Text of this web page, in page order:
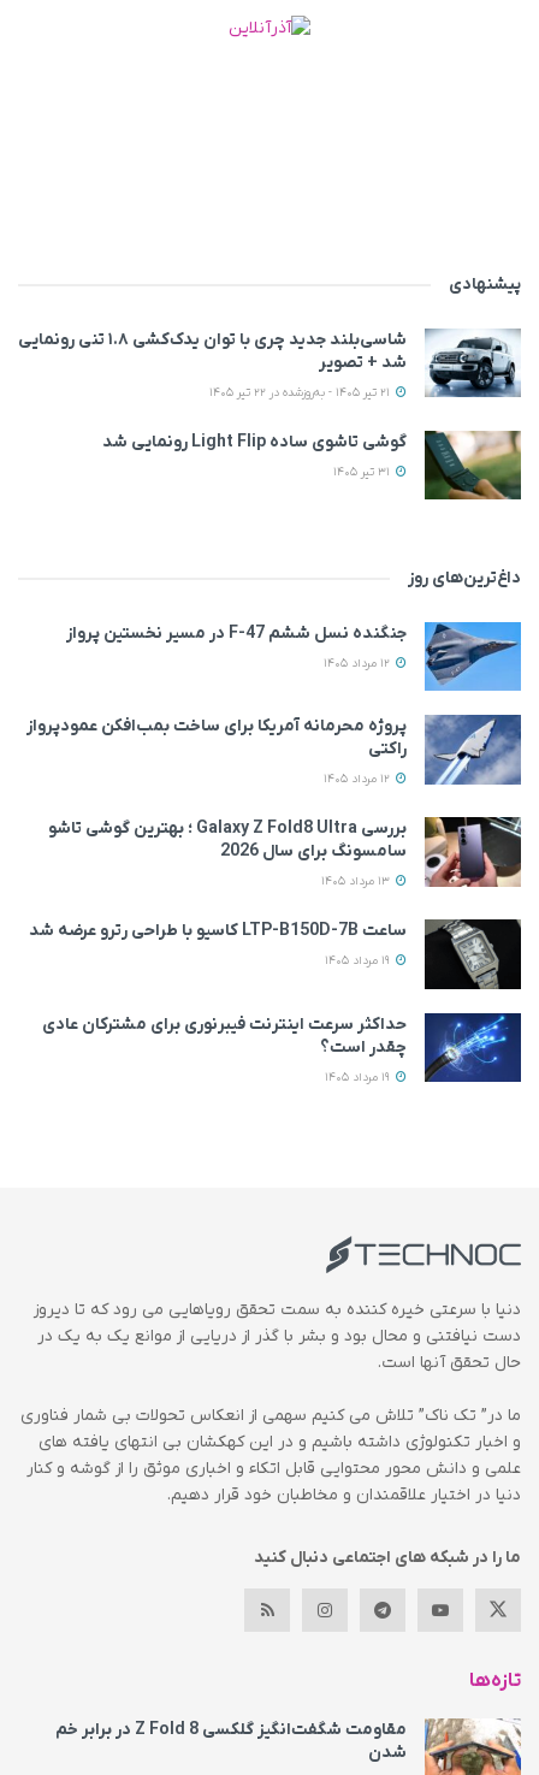
پیشنهادی
شاسی‌بلند جدید چری با توان یدک‌کشی ۱.۸ تنی رونمایی
شد + تصویر
گوشی تاشوی ساده Light Flip رونمایی شد
داغ‌ترین‌های روز
جنگنده نسل ششم F-47 در مسیر نخستین پرواز
پروژه محرمانه آمریکا برای ساخت بمب‌افکن عمودپرواز
راکتی
بررسی Galaxy Z Fold8 Ultra ؛ بهترین گوشی تاشو
سامسونگ برای سال 2026
ساعت LTP-B150D-7B کاسیو با طراحی رترو عرضه شد
حداکثر سرعت اینترنت فیبرنوری برای مشترکان عادی
چقدر است؟
دنیا با سرعتی خیره کننده به سمت تحقق رویاهایی می رود که تا دیروز
دست نیافتنی و محال بود و بشر با گذر از دریایی از موانع یک به یک در
حال تحقق آنها است.
ما در” تک ناک” تلاش می کنیم سهمی از انعکاس تحولات بی شمار فناوری
و اخبار تکنولوژی داشته باشیم و در این کهکشان بی انتهای یافته های
علمی و دانش محور محتوایی قابل اتکاء و اخباری موثق را از گوشه و کنار
دنیا در اختیار علاقمندان و مخاطبان خود قرار دهیم.
ما را در شبکه های اجتماعی دنبال کنید
تازه‌ها
مقاومت شگفت‌انگیز گلکسی Z Fold 8 در برابر خم
شدن